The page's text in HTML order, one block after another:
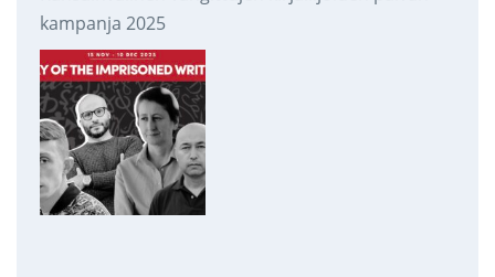
kampanja 2025